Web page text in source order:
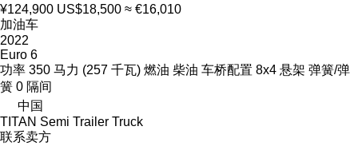
¥124,900 US$18,500 ≈ €16,010
加油车
2022
Euro 6
功率 350 马力 (257 千瓦) 燃油 柴油 车桥配置 8x4 悬架 弹簧/弹
簧 0 隔间
中国
TITAN Semi Trailer Truck
联系卖方